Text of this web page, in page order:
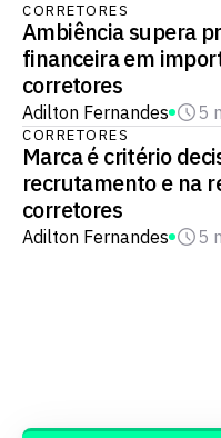
CORRETORES
Ambiência supera
financeira em
corretores
Adilton Fernandes 5
CORRETORES
Marca é critério
recrutamento e na
corretores
Adilton Fernandes 5